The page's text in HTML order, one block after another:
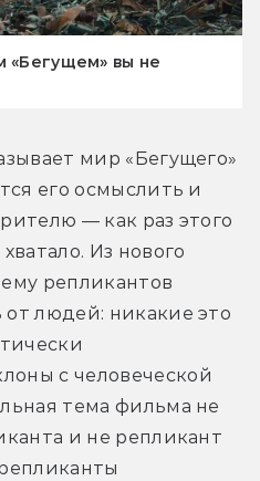
«Бегущем» вы не
мир «Бегущего»
его осмыслить и
— как раз этого
Из нового
репликантов
людей: никакие это
с человеческой
тема фильма не
и не репликант